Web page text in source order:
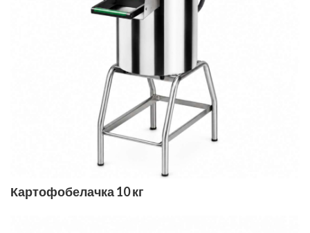
Картофобелачка 10 кг